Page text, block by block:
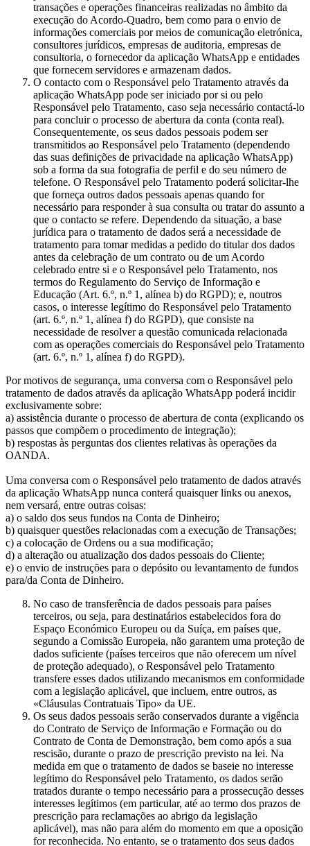
transações e operações financeiras realizadas no âmbito da
execução do Acordo-Quadro, bem como para o envio de
informações comerciais por meios de comunicação eletrónica,
consultores jurídicos, empresas de auditoria, empresas de
consultoria, o fornecedor da aplicação WhatsApp e entidades
que fornecem servidores e armazenam dados.
O contacto com o Responsável pelo Tratamento através da
aplicação WhatsApp pode ser iniciado por si ou pelo
Responsável pelo Tratamento, caso seja necessário contactá-lo
para concluir o processo de abertura da conta (conta real).
Consequentemente, os seus dados pessoais podem ser
transmitidos ao Responsável pelo Tratamento (dependendo
das suas definições de privacidade na aplicação WhatsApp)
sob a forma da sua fotografia de perfil e do seu número de
telefone. O Responsável pelo Tratamento poderá solicitar-lhe
que forneça outros dados pessoais apenas quando for
necessário para responder à sua consulta ou tratar do assunto a
que o contacto se refere. Dependendo da situação, a base
jurídica para o tratamento de dados será a necessidade de
tratamento para tomar medidas a pedido do titular dos dados
antes da celebração de um contrato ou de um Acordo
celebrado entre si e o Responsável pelo Tratamento, nos
termos do Regulamento do Serviço de Informação e
Educação (Art. 6.º, n.º 1, alínea b) do RGPD); e, noutros
casos, o interesse legítimo do Responsável pelo Tratamento
(art. 6.º, n.º 1, alínea f) do RGPD), que consiste na
necessidade de resolver a questão comunicada relacionada
com as operações comerciais do Responsável pelo Tratamento
(art. 6.º, n.º 1, alínea f) do RGPD).
Por motivos de segurança, uma conversa com o Responsável pelo
tratamento de dados através da aplicação WhatsApp poderá incidir
exclusivamente sobre:
a) assistência durante o processo de abertura de conta (explicando os
passos que compõem o procedimento de integração);
b) respostas às perguntas dos clientes relativas às operações da
OANDA.
Uma conversa com o Responsável pelo tratamento de dados através
da aplicação WhatsApp nunca conterá quaisquer links ou anexos,
nem versará, entre outras coisas:
a) o saldo dos seus fundos na Conta de Dinheiro;
b) quaisquer questões relacionadas com a execução de Transações;
c) a colocação de Ordens ou a sua modificação;
d) a alteração ou atualização dos dados pessoais do Cliente;
e) o envio de instruções para o depósito ou levantamento de fundos
para/da Conta de Dinheiro.
No caso de transferência de dados pessoais para países
terceiros, ou seja, para destinatários estabelecidos fora do
Espaço Económico Europeu ou da Suíça, em países que,
segundo a Comissão Europeia, não garantem uma proteção de
dados suficiente (países terceiros que não oferecem um nível
de proteção adequado), o Responsável pelo Tratamento
transfere esses dados utilizando mecanismos em conformidade
com a legislação aplicável, que incluem, entre outros, as
«Cláusulas Contratuais Tipo» da UE.
Os seus dados pessoais serão conservados durante a vigência
do Contrato de Serviço de Informação e Formação ou do
Contrato de Conta de Demonstração, bem como após a sua
rescisão, durante o prazo de prescrição previsto na lei. Na
medida em que o tratamento de dados se baseie no interesse
legítimo do Responsável pelo Tratamento, os dados serão
tratados durante o tempo necessário para a prossecução desses
interesses legítimos (em particular, até ao termo dos prazos de
prescrição para reclamações ao abrigo da legislação
aplicável), mas não para além do momento em que a oposição
for reconhecida. No entanto, se o tratamento dos seus dados